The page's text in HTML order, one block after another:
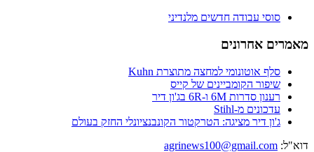
סוסי עבודה חדשים מלנדיני
מאמרים אחרונים
סלף אוטונומי למחצה מתוצרת Kuhn
שיפור הקומביינים של קייס
רענון סדרות 6M ו-6R בג'ון דיר
עדכונים מ-Stihl
ג'ון דיר מציגה: הטרקטור הקונבנציונלי החזק בעולם
דוא"ל: agrinews100@gmail.com